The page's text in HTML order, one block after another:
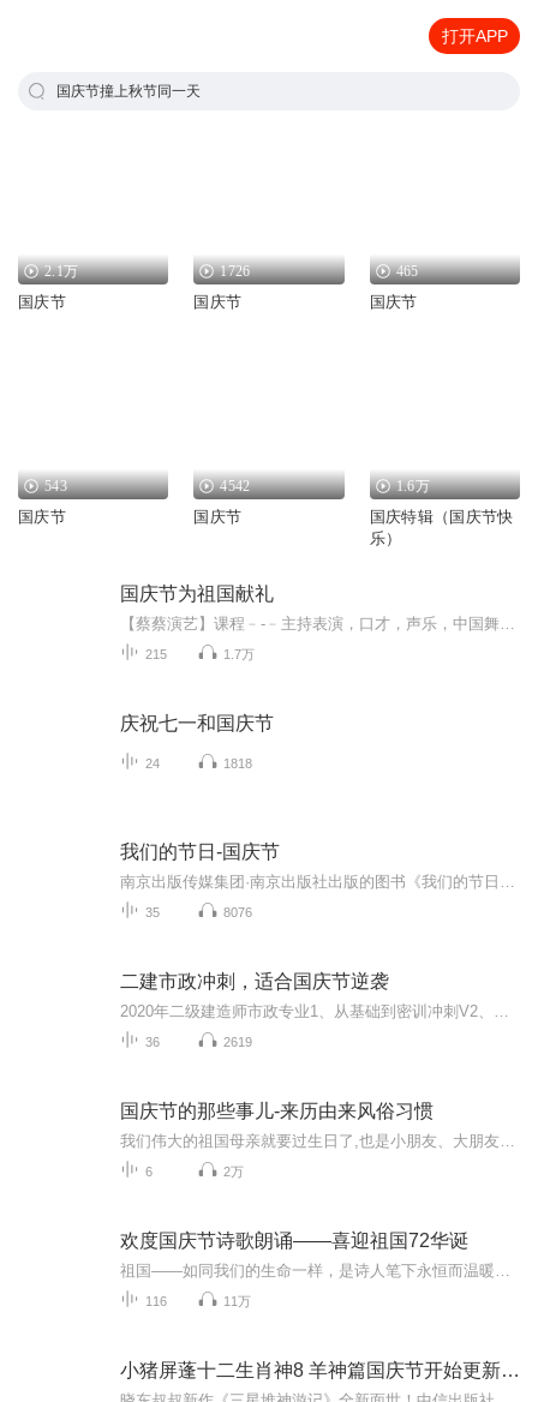
打开APP
国庆节撞上秋节同一天
2.1万
国庆节
1726
国庆节
465
国庆节
543
国庆节
4542
国庆节
1.6万
国庆特辑（国庆节快
乐）
国庆节为祖国献礼
215 1.7万
庆祝七一和国庆节
24 1818
我们的节日-国庆节
35 8076
二建市政冲刺，适合国庆节逆袭
36 2619
国庆节的那些事儿-来历由来风俗习惯
6 2万
欢度国庆节诗歌朗诵——喜迎祖国72华诞
116 11万
小猪屏蓬十二生肖神8 羊神篇国庆节开始更新啦！